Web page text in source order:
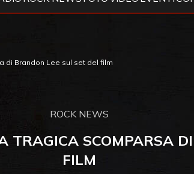
di Brandon Lee sul set del film
ROCK NEWS
TRAGICA SCOMPARSA
FILM